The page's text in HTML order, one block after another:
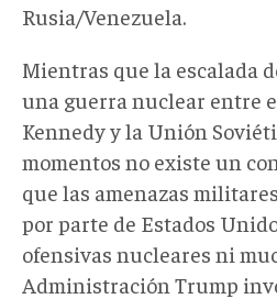
Rusia/Venezuela.
Mientras que la escalada
una guerra nuclear entre
Kennedy y la Unión
momentos no existe un
que las amenazas
por parte de Estados
ofensivas nucleares ni
Administración Trump